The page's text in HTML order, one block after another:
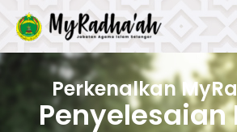
Perkenalkan
Penyelesaian